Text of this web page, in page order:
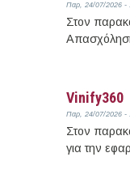
Παρ, 24/07/2026 -
Στον
Vinify360
Παρ, 24/07/2026 -
Στον
για την